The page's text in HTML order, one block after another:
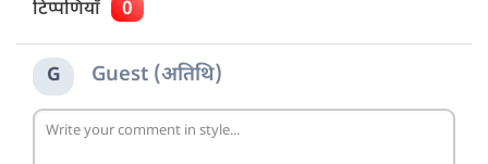
टिप्पणियाँ 0
G Guest (अतिथि)